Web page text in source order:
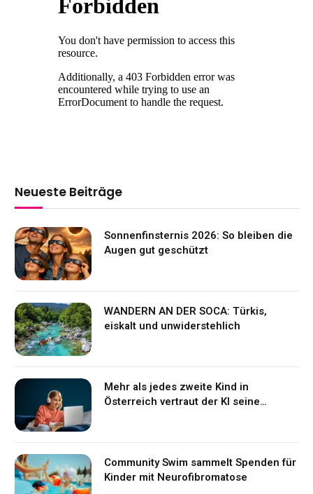
Neueste Beiträge
Sonnenfinsternis 2026: So bleiben die
Augen gut geschützt
WANDERN AN DER SOCA: Türkis,
eiskalt und unwiderstehlich
Mehr als jedes zweite Kind in
Österreich vertraut der KI seine
Community Swim sammelt Spenden für
Kinder mit Neurofibromatose